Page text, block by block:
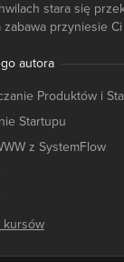
stara się
przyniesie
autora
Produktów i
Startupu
z SystemFlow